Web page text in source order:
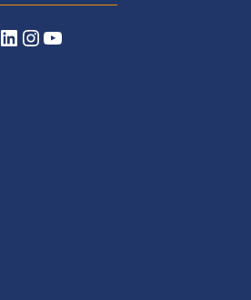
LinkedIn InstagramYouTube